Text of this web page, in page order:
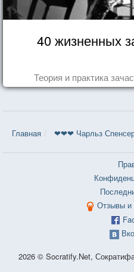
40 жизненных
Теория и практика
Главная ❤❤❤ Чарльз
Отзывы и
2026 © Socratify.Net,